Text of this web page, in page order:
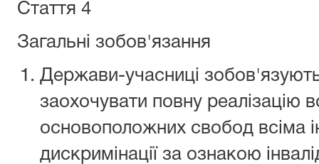
Стаття 4
Загальні зобов'язання
Держави-учасниці
заохочувати повну реалізацію
основоположних свобод всіма
дискримінації за ознакою